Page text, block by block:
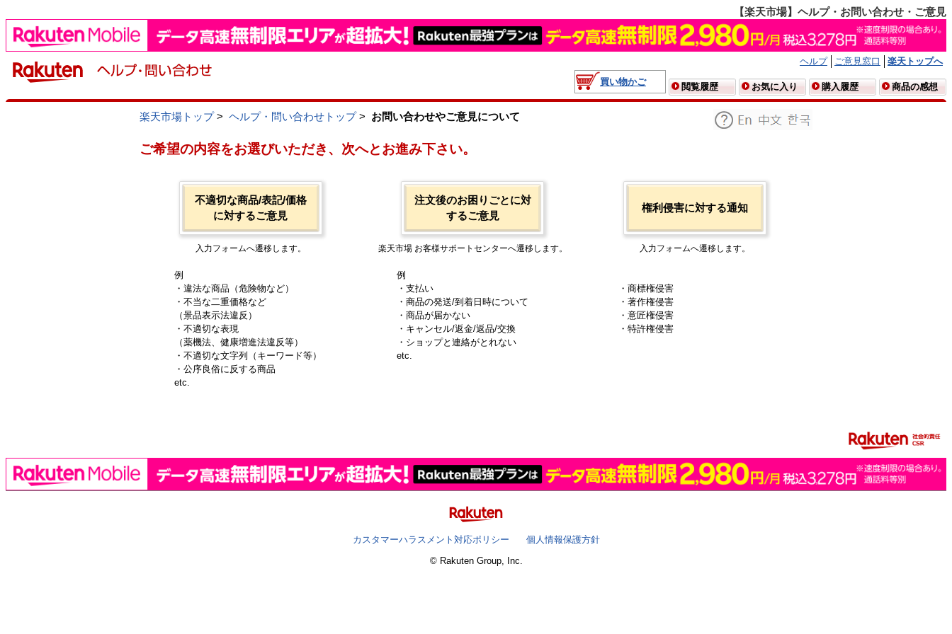
【楽天市場】ヘルプ・お問い合わせ・ご意見
ヘルプ ご意見窓口
楽天トップへ
買い物かご
閲覧履歴 お気に入り 購入履歴 商品の感想
楽天市場トップ> ヘルプ・問い合わせトップ> お問い合わせやご意見について
ご希望の内容をお選びいただき、次へとお進み下さい。
不適切な商品/表記/価格
に対するご意見
入力フォームへ遷移します。
例
・違法な商品（危険物など）
・不当な二重価格など
（景品表示法違反）
・不適切な表現
（薬機法、健康増進法違反等）
・不適切な文字列（キーワード等）
・公序良俗に反する商品
etc.
注文後のお困りごとに対
するご意見
楽天市場 お客様サポートセンターへ遷移します。
例
・支払い
・商品の発送/到着日時について
・商品が届かない
・キャンセル/返金/返品/交換
・ショップと連絡がとれない
etc.
権利侵害に対する通知
入力フォームへ遷移します。
・商標権侵害
・著作権侵害
・意匠権侵害
・特許権侵害
カスタマーハラスメント対応ポリシー
個人情報保護方針
© Rakuten Group, Inc.